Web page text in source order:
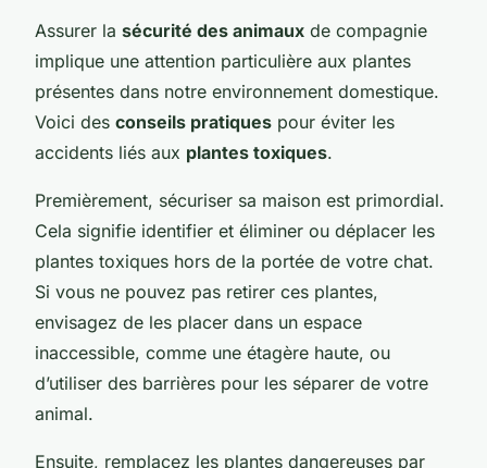
Assurer la sécurité des animaux de compagnie
implique une attention particulière aux plantes
présentes dans notre environnement domestique.
Voici des conseils pratiques pour éviter les
accidents liés aux plantes toxiques.
Premièrement, sécuriser sa maison est primordial.
Cela signifie identifier et éliminer ou déplacer les
plantes toxiques hors de la portée de votre chat.
Si vous ne pouvez pas retirer ces plantes,
envisagez de les placer dans un espace
inaccessible, comme une étagère haute, ou
d’utiliser des barrières pour les séparer de votre
animal.
Ensuite, remplacez les plantes dangereuses par